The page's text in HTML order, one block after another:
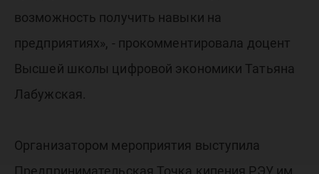
возможность получить навыки на
предприятиях», - прокомментировала доцент
Высшей школы цифровой экономики Татьяна
Лабужская.
Организатором мероприятия выступила
Предпринимательская Точка кипения РЭУ им.